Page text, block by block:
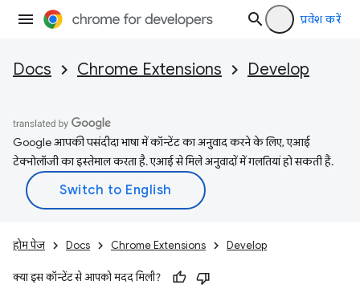
प्रवेश करें
Docs Chrome Extensions Develop
Google आपकी पसंदीदा भाषा में कॉन्टेंट का अनुवाद करने के लिए, एआई
टेक्नोलॉजी का इस्तेमाल करता है. एआई से मिले अनुवादों में गलतियां हो सकती हैं.
होम पेज Docs Chrome Extensions Develop
क्या इस कॉन्टेंट से आपको मदद मिली?